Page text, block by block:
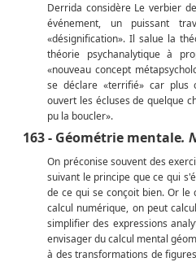
Derrida considère Le verbier
événement, un puissant
«désignification». Il salue la
théorie psychanalytique à
«nouveau concept
se déclare «terrifié» car plus
ouvert les écluses de quelque
pu la boucler».
163 - Géométrie mentale.
On préconise souvent des
suivant le principe que ce qui
de ce qui se conçoit bien. Or
calcul numérique, on peut
simplifier des expressions
envisager du calcul mental
à des transformations de